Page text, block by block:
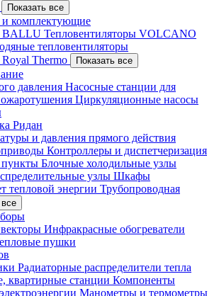
Показать все
и комплектующие
BALLU Тепловентиляторы VOLCANO
тепловентиляторы
Thermo
Показать все
давления Насосные станции для
Циркуляционные насосы
Ридан
и давления прямого действия
Контроллеры и диспетчеризация
Блочные холодильные узлы
узлы Шкафы
тепловой энергии Трубопроводная
все
Инфракрасные обогреватели
пушки
Радиаторные распределители тепла
квартирные станции Компоненты
Манометры и термометры